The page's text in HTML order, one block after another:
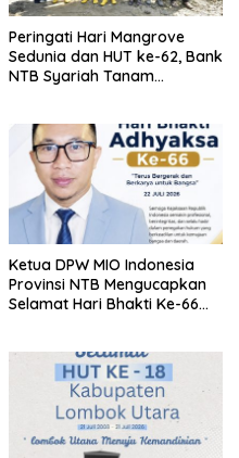
Peringati Hari Mangrove
Sedunia dan HUT ke-62, Bank
NTB Syariah Tanam
Ketua DPW MIO Indonesia
Provinsi NTB Mengucapkan
Selamat Hari Bhakti Ke-66